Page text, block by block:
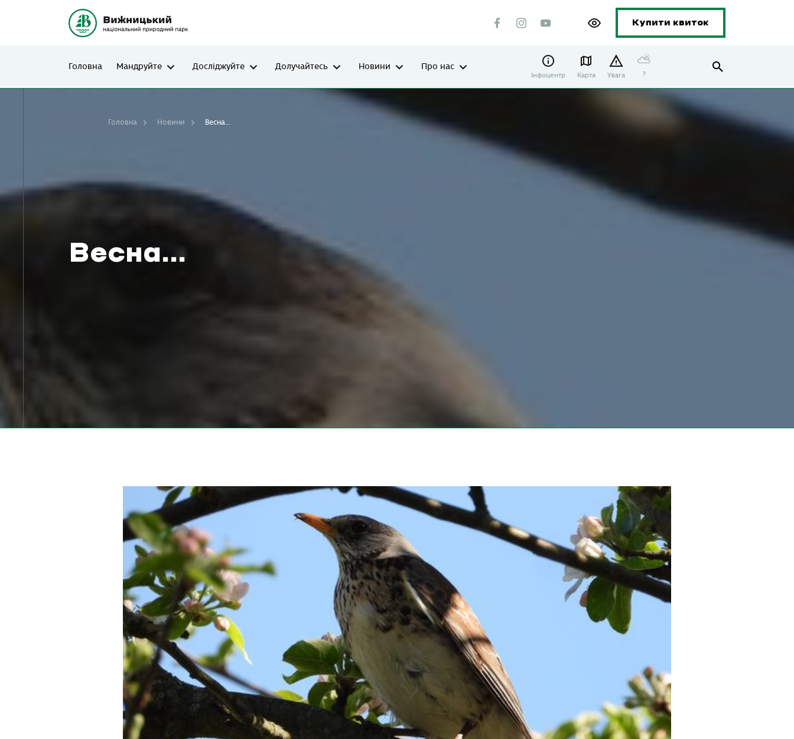
Купити квиток
Головна Мандруйте Досліджуйте Долучайтесь Новини Про нас
Інфоцентр Карта Увага
⛅
?
Весна…
Головна Новини Весна…